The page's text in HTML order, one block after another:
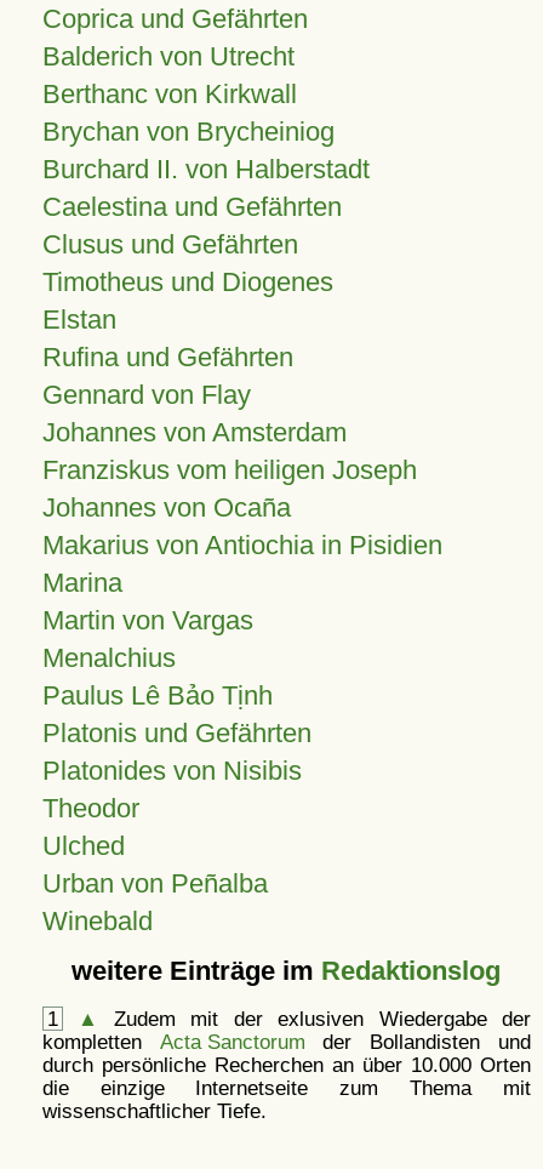
Coprica und Gefährten
Balderich von Utrecht
Berthanc von Kirkwall
Brychan von Brycheiniog
Burchard II. von Halberstadt
Caelestina und Gefährten
Clusus und Gefährten
Timotheus und Diogenes
Elstan
Rufina und Gefährten
Gennard von Flay
Johannes von Amsterdam
Franziskus vom heiligen Joseph
Johannes von Ocaña
Makarius von Antiochia in Pisidien
Marina
Martin von Vargas
Menalchius
Paulus Lê Bảo Tịnh
Platonis und Gefährten
Platonides von Nisibis
Theodor
Ulched
Urban von Peñalba
Winebald
weitere Einträge im Redaktionslog
1 ▲
Zudem mit der exlusiven Wiedergabe der
kompletten Acta Sanctorum der Bollandisten und
durch persönliche Recherchen an über 10.000 Orten
die einzige Internetseite zum Thema mit
wissenschaftlicher Tiefe.